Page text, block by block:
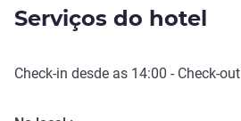
Serviços do hotel
Check-in desde as 14:00 - Check-out